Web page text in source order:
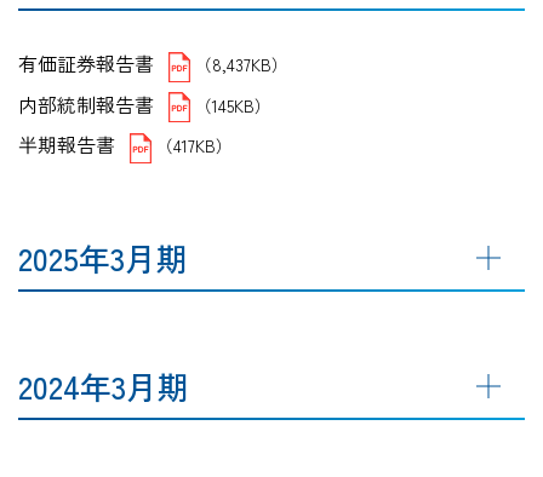
有価証券報告書 （8,437KB）
内部統制報告書 （145KB）
半期報告書 （417KB）
2025年3月期
2024年3月期